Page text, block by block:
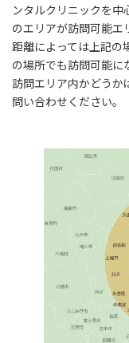
ンタルクリニックを
のエリアが訪問可能エ
距離によっては上記の
の場所でも訪問可能に
訪問エリア内かどうか
問い合わせください。